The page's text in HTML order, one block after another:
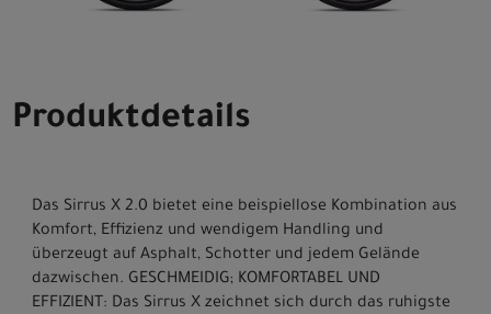
Produktdetails
Das Sirrus X 2.0 bietet eine beispiellose Kombination aus
Komfort, Effizienz und wendigem Handling und
überzeugt auf Asphalt, Schotter und jedem Gelände
dazwischen. GESCHMEIDIG; KOMFORTABEL UND
EFFIZIENT: Das Sirrus X zeichnet sich durch das ruhigste